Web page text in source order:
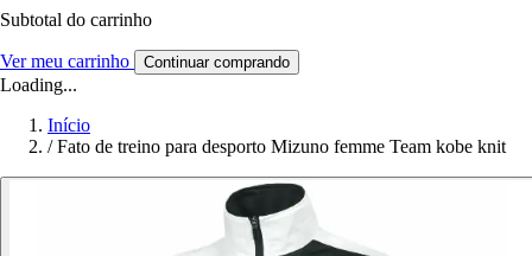
Subtotal do carrinho
Ver meu carrinho Continuar comprando
Loading...
Início
/ Fato de treino para desporto Mizuno femme Team kobe knit